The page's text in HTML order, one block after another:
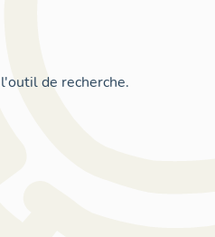
de recherche.